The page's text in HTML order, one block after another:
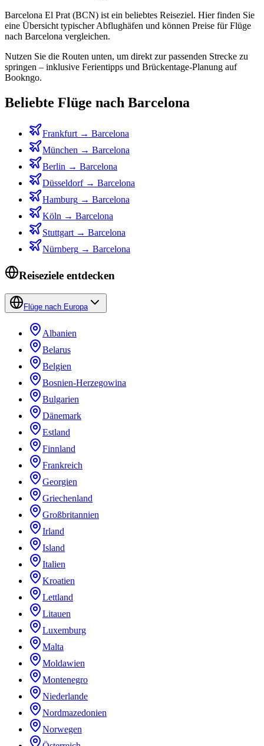
Barcelona El Prat (BCN) ist ein beliebtes Reiseziel. Hier finden Sie
eine Übersicht typischer Abflughäfen und können Preise für Flüge
nach Barcelona vergleichen.
Nutzen Sie die Routen unten, um direkt zur passenden Strecke zu
springen – inklusive Ferientipps und Brückentage-Planung auf
Bookngo.
Beliebte Flüge nach Barcelona
Frankfurt → Barcelona
München → Barcelona
Berlin → Barcelona
Düsseldorf→ Barcelona
Hamburg → Barcelona
Köln → Barcelona
Stuttgart → Barcelona
Nürnberg → Barcelona
Reiseziele entdecken
Flüge nach Europa
Albanien
Belarus
Belgien
Bosnien-Herzegowina
Bulgarien
Dänemark
Estland
Finnland
Frankreich
Georgien
Griechenland
Großbritannien
Irland
Island
Italien
Kroatien
Lettland
Litauen
Luxemburg
Malta
Moldawien
Montenegro
Niederlande
Nordmazedonien
Norwegen